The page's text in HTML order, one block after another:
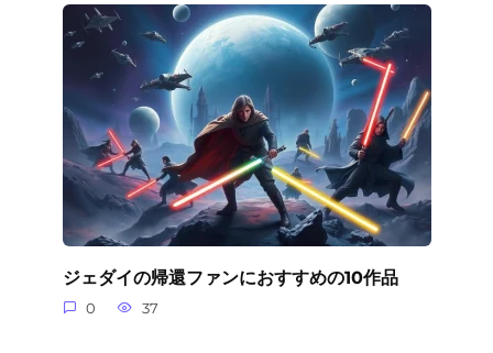
ジェダイの帰還ファンにおすすめの10作品
0 37